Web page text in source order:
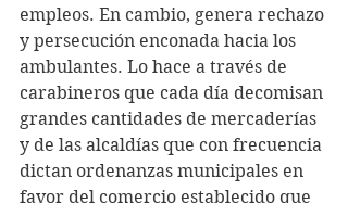
empleos. En cambio, genera rechazo
y persecución enconada hacia los
ambulantes. Lo hace a través de
carabineros que cada día decomisan
grandes cantidades de mercaderías
y de las alcaldías que con frecuencia
dictan ordenanzas municipales en
favor del comercio establecido que